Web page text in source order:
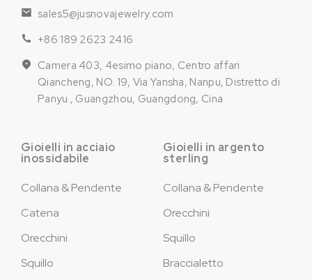
sales5@jusnovajewelry.com
+86 189 2623 2416
Camera 403, 4esimo piano, Centro affari
Qiancheng, NO. 19, Via Yansha, Nanpu, Distretto di
Panyu., Guangzhou, Guangdong, Cina
Gioielli in acciaio
inossidabile
Collana & Pendente
Catena
Orecchini
Squillo
Gioielli in argento
sterling
Collana & Pendente
Orecchini
Squillo
Braccialetto